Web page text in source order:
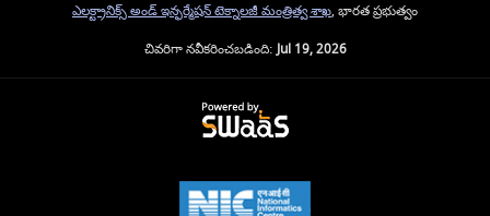
ఎలక్ట్రానిక్స్ అండ్ ఇన్ఫర్మేషన్ టెక్నాలజీ మంత్రిత్వ శాఖ, భారత ప్రభుత్వం
చివరిగా నవీకరించబడింది:Jul 19, 2026